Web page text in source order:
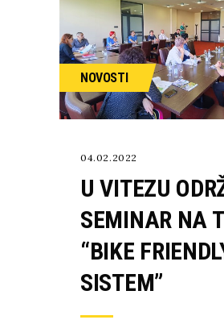
NOVOSTI
04.02.2022
U VITEZU
SEMINAR NA
“BIKE
SISTEM”